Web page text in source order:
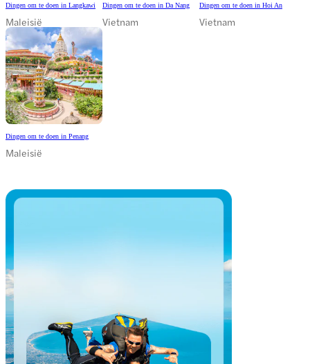
Dingen om te doen in Langkawi
Maleisië
Dingen om te doen in Da Nang
Vietnam
Dingen om te doen in Hoi An
Vietnam
Dingen om te doen in Penang
Maleisië